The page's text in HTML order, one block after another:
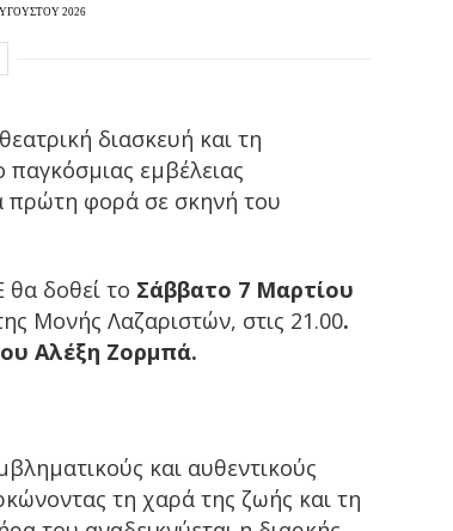
2026
διασκευή και τη
παγκόσμιας εμβέλειας
πρώτη φορά σε σκηνή του
δοθεί το Σάββατο 7 Μαρτίου
Μονής Λαζαριστών, στις 21.00.
Αλέξη Ζορμπά.
και αυθεντικούς
τη χαρά της ζωής και τη